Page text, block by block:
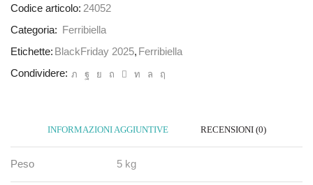
Codice articolo: 24052
Categoria:
Ferribiella
Etichette: BlackFriday 2025, Ferribiella
Condividere:
INFORMAZIONI AGGIUNTIVE RECENSIONI (0)
Peso 5 kg